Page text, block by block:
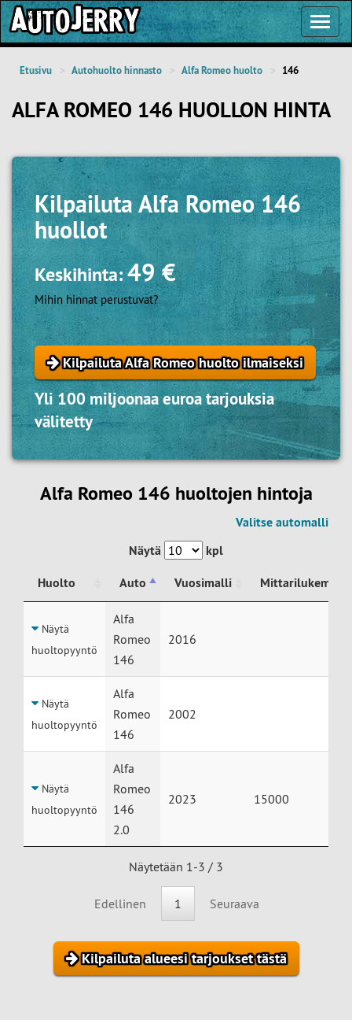
Etusivu Autohuolto hinnasto Alfa Romeo huolto 146
ALFA ROMEO 146 HUOLLON HINTA
KilpailutaAlfa Romeo 146
huollot
Keskihinta:49 €
Mihin hinnat perustuvat?
Kilpailuta Alfa Romeo huolto ilmaiseksi
Yli 100 miljoonaa euroa tarjouksia
välitetty
Alfa Romeo 146 huoltojen hintoja
Valitse automalli
Näytä
kpl
Huolto
Auto Vuosimalli
Mittarilukema
Auto
Näytä
huoltopyyntö
Alfa
Romeo
146
2016
Näytä
huoltopyyntö
Alfa
Romeo
146
2002
Näytä
huoltopyyntö
Alfa
Romeo
146
2.0
2023 15000
Näytetään 1-3 / 3
Edellinen 1 Seuraava
Kilpailuta alueesi tarjoukset tästä